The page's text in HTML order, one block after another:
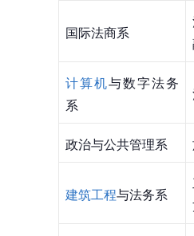
国际法商系
计算机与数字法务
系
政治与公共管理系
建筑工程与法务系